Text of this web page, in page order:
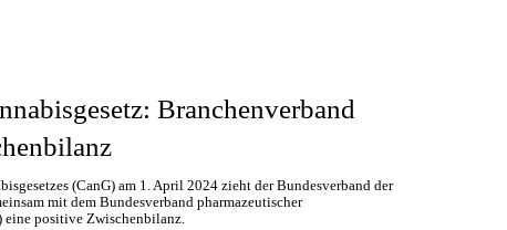
Branchenverband
(CanG) am 1. April 2024 zieht der Bundesverband der
mit dem Bundesverband pharmazeutischer
eine positive Zwischenbilanz.